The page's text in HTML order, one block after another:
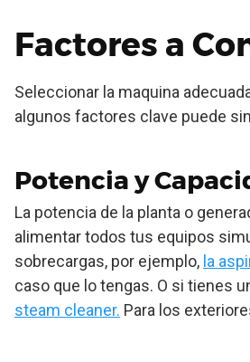
Factores a
Seleccionar la maquina
algunos factores clave puede
Potencia y
La potencia de la planta o
alimentar todos tus equipos
sobrecargas, por ejemplo, la
caso que lo tengas. O si tienes
steam cleaner. Para los